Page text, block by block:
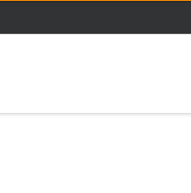
가기
가기